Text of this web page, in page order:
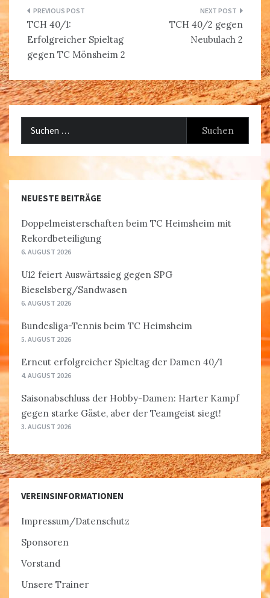
Beitragsnavigation
TCH 40/1:
Erfolgreicher Spieltag
gegen TC Mönsheim 2
TCH 40/2 gegen
Neubulach 2
NEUESTE BEITRÄGE
Doppelmeisterschaften beim TC Heimsheim mit
Rekordbeteiligung
6. AUGUST 2026
U12 feiert Auswärtssieg gegen SPG
Bieselsberg/Sandwasen
6. AUGUST 2026
Bundesliga-Tennis beim TC Heimsheim
5. AUGUST 2026
Erneut erfolgreicher Spieltag der Damen 40/1
4. AUGUST 2026
Saisonabschluss der Hobby-Damen: Harter Kampf
gegen starke Gäste, aber der Teamgeist siegt!
3. AUGUST 2026
VEREINSINFORMATIONEN
Impressum/Datenschutz
Sponsoren
Vorstand
Unsere Trainer